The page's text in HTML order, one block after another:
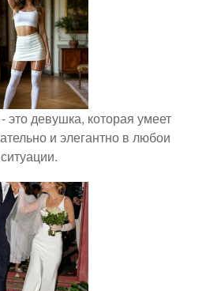
девушка, которая умеет
и элегантно в любои
ситуации.